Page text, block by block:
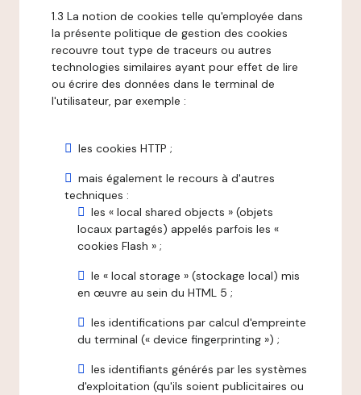
1.3 La notion de cookies telle qu'employée dans
la présente politique de gestion des cookies
recouvre tout type de traceurs ou autres
technologies similaires ayant pour effet de lire
ou écrire des données dans le terminal de
l'utilisateur, par exemple :
les cookies HTTP ;
mais également le recours à d'autres
techniques :
les « local shared objects » (objets
locaux partagés) appelés parfois les «
cookies Flash » ;
le « local storage » (stockage local) mis
en œuvre au sein du HTML 5 ;
les identifications par calcul d'empreinte
du terminal (« device fingerprinting ») ;
les identifiants générés par les systèmes
d'exploitation (qu'ils soient publicitaires ou